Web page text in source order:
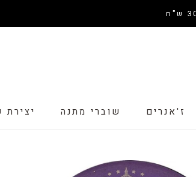
ז'אנרים
שוברי מתנה